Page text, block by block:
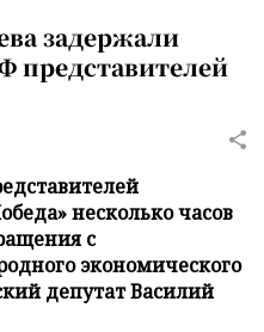
задержали
представителей
несколько часов
с
экономического
депутат Василий